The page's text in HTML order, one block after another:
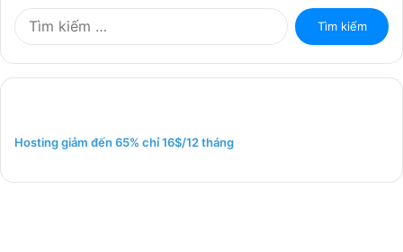
k
o
Hosting giảm đến 65% chỉ 16$/12 tháng